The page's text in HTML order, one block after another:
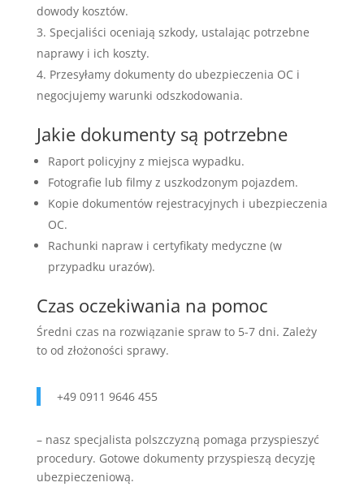
dowody kosztów.
Specjaliści oceniają szkody, ustalając potrzebne
naprawy i ich koszty.
Przesyłamy dokumenty do ubezpieczenia OC i
negocjujemy warunki odszkodowania.
Jakie dokumenty są potrzebne
Raport policyjny z miejsca wypadku.
Fotografie lub filmy z uszkodzonym pojazdem.
Kopie dokumentów rejestracyjnych i ubezpieczenia
OC.
Rachunki napraw i certyfikaty medyczne (w
przypadku urazów).
Czas oczekiwania na pomoc
Średni czas na rozwiązanie spraw to 5-7 dni. Zależy
to od złożoności sprawy.
+49 0911 9646 455
– nasz specjalista polszczyzną pomaga przyspieszyć
procedury. Gotowe dokumenty przyspieszą decyzję
ubezpieczeniową.